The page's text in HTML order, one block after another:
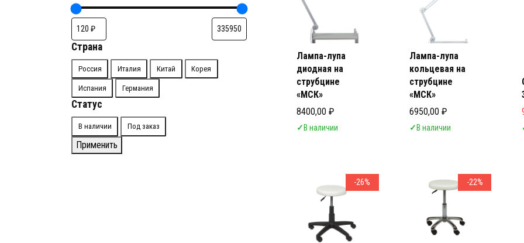
Лампа-лупа
диодная на
струбцине
«МСК»
8400,00 ₽
✓ В наличии
Лампа-лупа
кольцевая на
струбцине
«МСК»
6950,00 ₽
✓ В наличии
-26% -22%
Страна
Страна
Россия Италия Китай Корея
Испания Германия
Статус
Доступность
В наличии Под заказ
Применить